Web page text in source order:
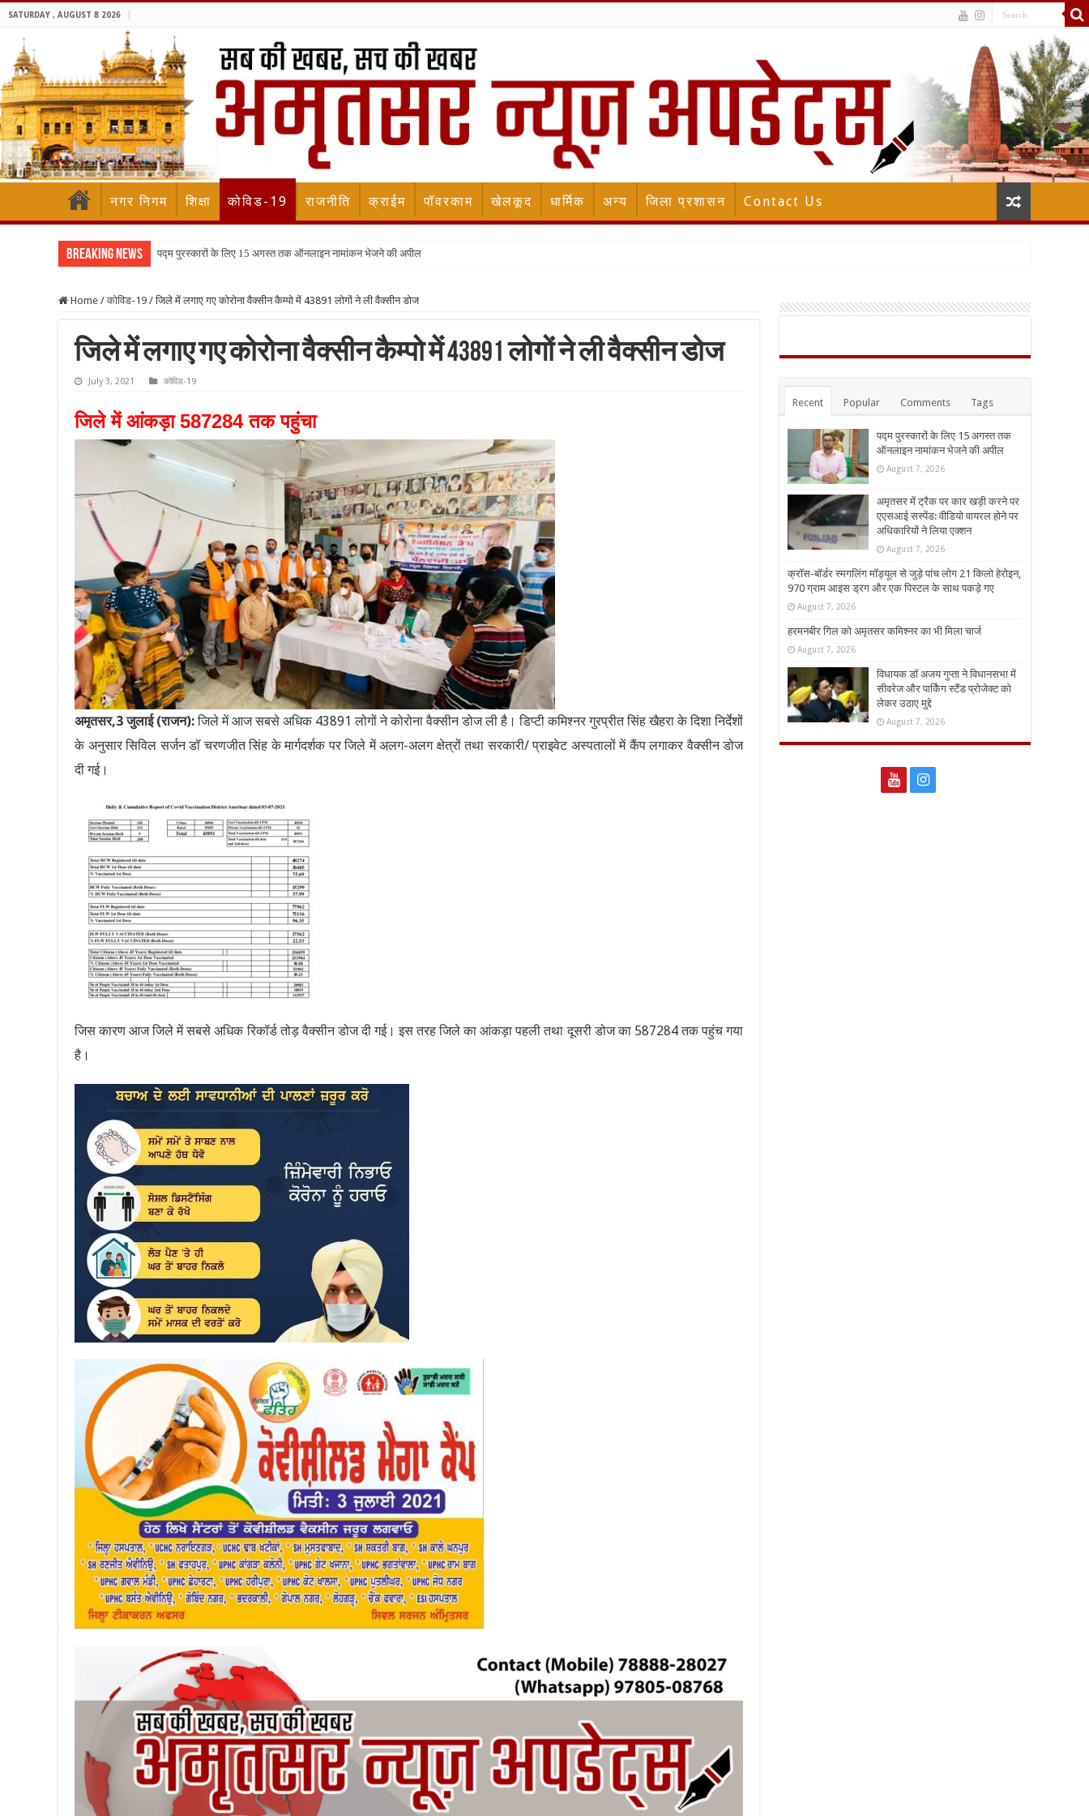
SATURDAY , AUGUST 8 2026
नगर निगम शिक्षा कोविड-19 राजनीति क्राईम पॉवरकाम खेलकूद धार्मिक अन्य जिला प्रशासन Contact Us
Breaking News पद्म पुरस्कारों के लिए 15 अगस्त तक ऑनलाइन नामांकन भेजने की अपील
Home / कोविड-19 / जिले में लगाए गए कोरोना वैक्सीन कैम्पो में 43891 लोगों ने ली वैक्सीन डोज
जिले में लगाए गए कोरोना वैक्सीन कैम्पो में 43891 लोगों ने ली वैक्सीन डोज
July 3, 2021 कोविड-19
जिले में आंकड़ा 587284 तक पहुंचा
अमृतसर,3 जुलाई (राजन):जिले में आज सबसे अधिक 43891 लोगों ने कोरोना वैक्सीन डोज ली है। डिप्टी कमिश्नर गुरप्रीत सिंह खैहरा के दिशा निर्देशों
के अनुसार सिविल सर्जन डॉ चरणजीत सिंह के मार्गदर्शक पर जिले में अलग-अलग क्षेत्रों तथा सरकारी/ प्राइवेट अस्पतालों में कैंप लगाकर वैक्सीन डोज
दी गई।
जिस कारण आज जिले में सबसे अधिक रिकॉर्ड तोड़ वैक्सीन डोज दी गई। इस तरह जिले का आंकड़ा पहली तथा दूसरी डोज का 587284 तक पहुंच गया
है।
Recent Popular Comments Tags
पद्म पुरस्कारों के लिए 15 अगस्त तक
ऑनलाइन नामांकन भेजने की अपील
August 7, 2026
अमृतसर में ट्रैक पर कार खड़ी करने पर
एएसआई सस्पेंड: वीडियो वायरल होने पर
अधिकारियों ने लिया एक्शन
August 7, 2026
क्रॉस-बॉर्डर स्मगलिंग मॉड्यूल से जुड़े पांच लोग 21 किलो हेरोइन,
970 ग्राम आइस ड्रग और एक पिस्टल के साथ पकड़े गए
August 7, 2026
हरमनबीर गिल को अमृतसर कमिश्नर का भी मिला चार्ज
August 7, 2026
विधायक डॉ अजय गुप्ता ने विधानसभा में
सीवरेज और पार्किंग स्टैंड प्रोजेक्ट को
लेकर उठाए मुद्दे
August 7, 2026